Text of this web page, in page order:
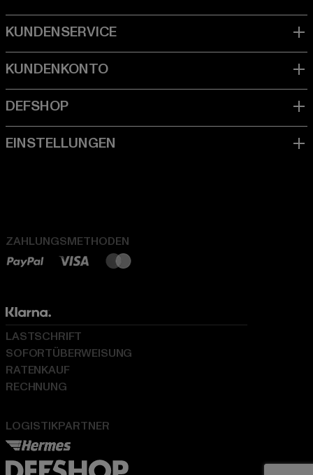
ZAHLUNGSMETHODEN
LOGISTIKPARTNER
LASTSCHRIFT
SOFORTÜBERWEISUNG
RATENKAUF
RECHNUNG